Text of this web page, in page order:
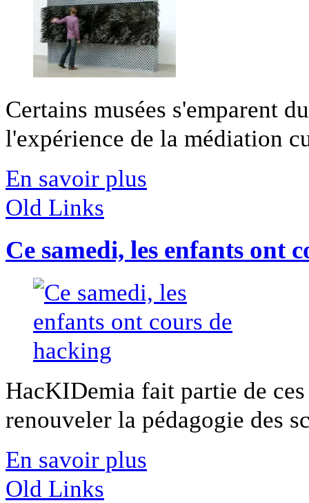
Certains musées s'emparent
l'expérience de la médiation
En savoir plus
Old Links
Ce samedi, les enfants ont
HacKIDemia fait partie de
renouveler la pédagogie des
En savoir plus
Old Links